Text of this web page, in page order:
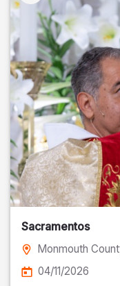
Sacramentos
Monmouth
04/11/2026